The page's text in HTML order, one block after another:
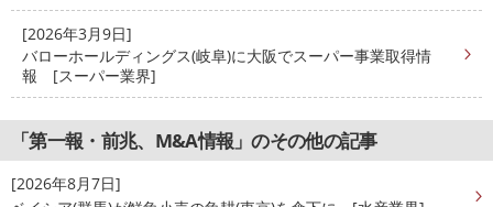
[2026年3月9日]
バローホールディングス(岐阜)に大阪でスーパー事業取得情
報 [スーパー業界]
「第一報・前兆、M&A情報」のその他の記事
[2026年8月7日]